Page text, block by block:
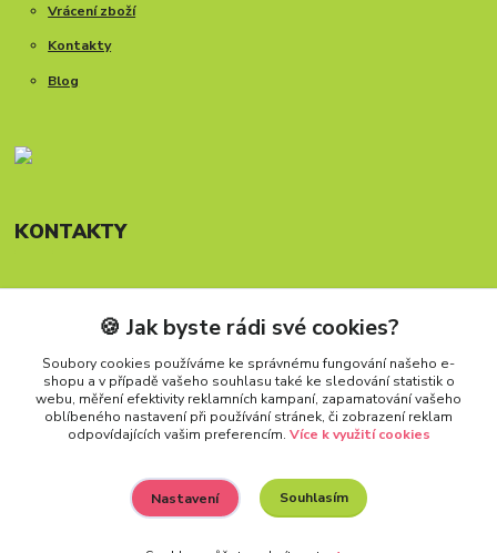
Vrácení zboží
Kontakty
Blog
KONTAKTY
Telefon: +420 777 288 882
Provozní doba Po-Pá, 8-15:30 hod.
info@carforkids.cz
🍪 Jak byste rádi své cookies?
Soubory cookies používáme ke správnému fungování našeho e-
shopu a v případě vašeho souhlasu také ke sledování statistik o
webu, měření efektivity reklamních kampaní, zapamatování vašeho
oblíbeného nastavení při používání stránek, či zobrazení reklam
odpovídajících vašim preferencím. Více k využití cookies
Nastavení Souhlasím